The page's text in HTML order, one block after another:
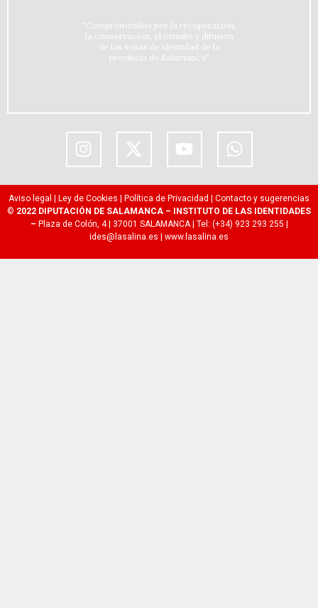
"Comprometidos por la recuperación,
la conservación, el estudio y difusión
de las señas de identidad de la
provincia de Salamanca"
Aviso legal | Ley de Cookies | Política de Privacidad | Contacto y sugerencias
© 2022 DIPUTACIÓN DE SALAMANCA – INSTITUTO DE LAS IDENTIDADES
– Plaza de Colón, 4 | 37001 SALAMANCA | Tel: (+34) 923 293 255 |
ides@lasalina.es | www.lasalina.es